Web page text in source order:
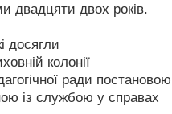
двадцяти двох років.
досягли
колонії
ради постановою
із службою у справах